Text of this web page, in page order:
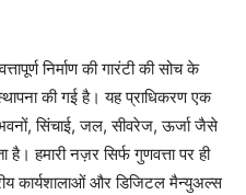
निर्माण की गारंटी की सोच के
की गई है। यह प्राधिकरण एक
सिंचाई, जल, सीवरेज, ऊर्जा जैसे
है। हमारी नज़र सिर्फ गुणवत्ता पर ही
कार्यशालाओं और डिजिटल मैन्युअल्स